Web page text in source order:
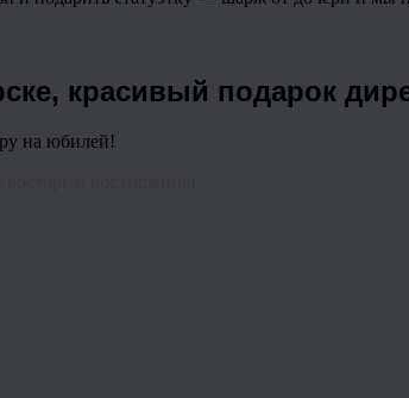
красивый подарок